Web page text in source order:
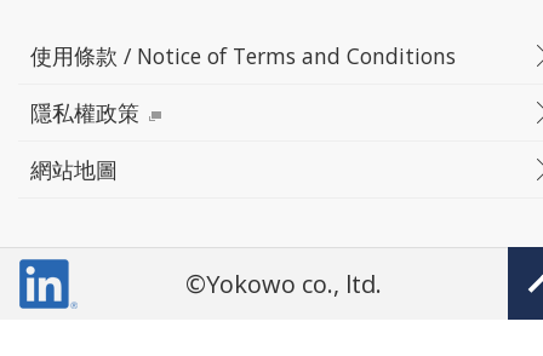
使用條款 / Notice of Terms and Conditions
隱私權政策
網站地圖
©Yokowo co., ltd.